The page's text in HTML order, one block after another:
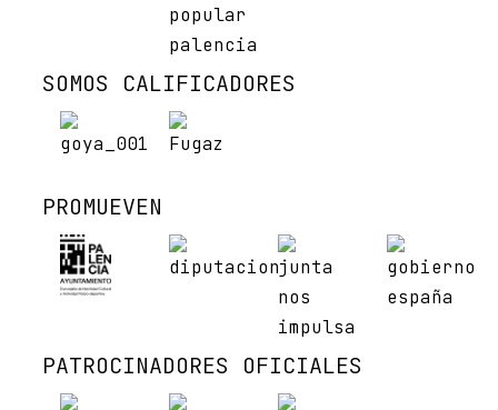
SOMOS CALIFICADORES
PROMUEVEN
PATROCINADORES OFICIALES